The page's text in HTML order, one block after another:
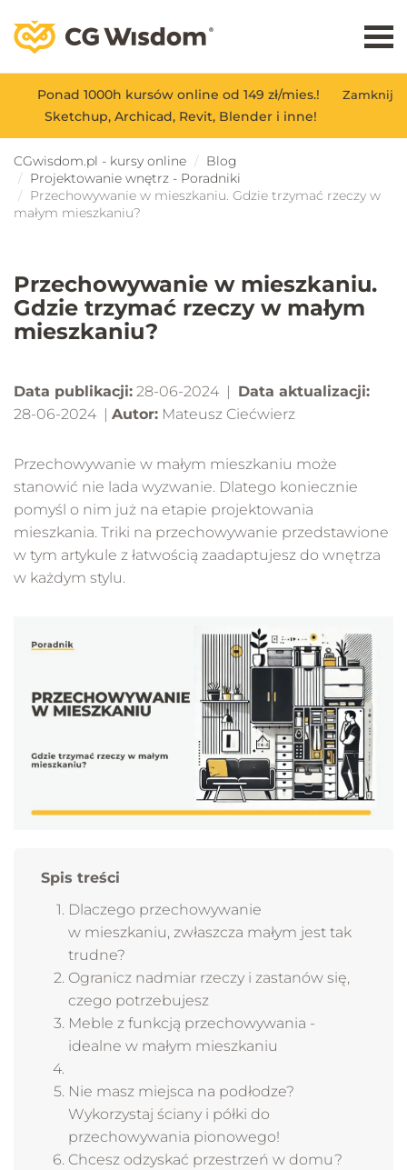
Zamknij
Ponad 1000h kursów online od 149 zł/mies.!
Sketchup, Archicad, Revit, Blender i inne!
CGwisdom.pl - kursy online
Blog
Projektowanie wnętrz - Poradniki
Przechowywanie w mieszkaniu. Gdzie trzymać rzeczy w
małym mieszkaniu?
Przechowywanie w mieszkaniu.
Gdzie trzymać rzeczy w małym
mieszkaniu?
Data publikacji: 28-06-2024 | Data aktualizacji:
28-06-2024 | Autor: Mateusz Ciećwierz
Przechowywanie w małym mieszkaniu może
stanowić nie lada wyzwanie. Dlatego koniecznie
pomyśl o nim już na etapie projektowania
mieszkania. Triki na przechowywanie przedstawione
w tym artykule z łatwością zaadaptujesz do wnętrza
w każdym stylu.
Spis treści
Dlaczego przechowywanie
w mieszkaniu, zwłaszcza małym jest tak
trudne?
Ogranicz nadmiar rzeczy i zastanów się,
czego potrzebujesz
Meble z funkcją przechowywania -
idealne w małym mieszkaniu
Nie masz miejsca na podłodze?
Wykorzystaj ściany i półki do
przechowywania pionowego!
Chcesz odzyskać przestrzeń w domu?